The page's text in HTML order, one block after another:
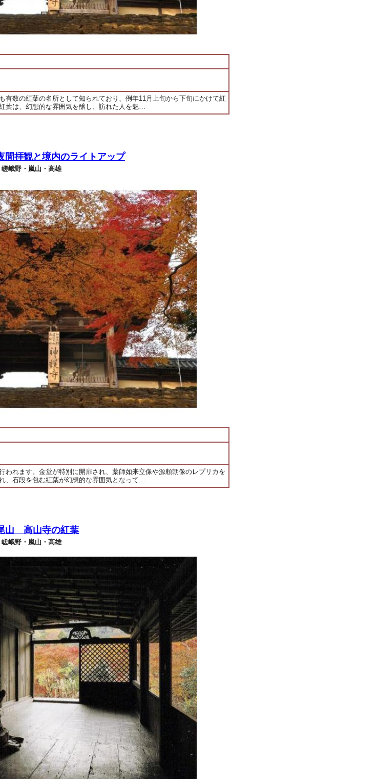
有数の紅葉の名所として知られており、例年11月上旬から下旬にかけて紅
葉は、幻想的な雰囲気を醸し、訪れた人を魅…
拝観と境内のライトアップ
嵯峨野・嵐山・高雄
われます。金堂が特別に開扉され、薬師如来立像や源頼朝像のレプリカを
、石段を包む紅葉が幻想的な雰囲気となって…
山 高山寺の紅葉
嵯峨野・嵐山・高雄